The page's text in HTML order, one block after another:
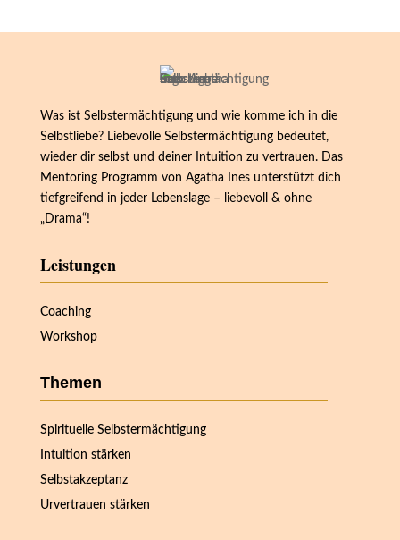
Was ist Selbstermächtigung und wie komme ich in die
Selbstliebe? Liebevolle Selbstermächtigung bedeutet,
wieder dir selbst und deiner Intuition zu vertrauen. Das
Mentoring Programm von Agatha Ines unterstützt dich
tiefgreifend in jeder Lebenslage – liebevoll & ohne
„Drama“!
Leistungen
Coaching
Workshop
Themen
Spirituelle Selbstermächtigung
Intuition stärken
Selbstakzeptanz
Urvertrauen stärken